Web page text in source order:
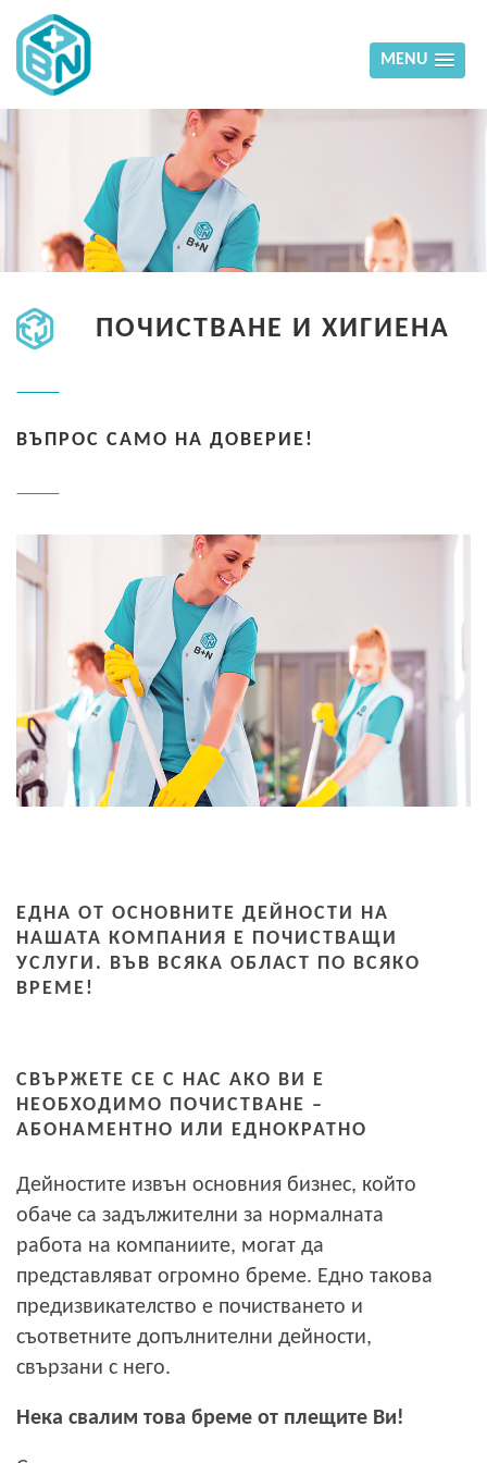
MENU
ПОЧИСТВАНЕ И ХИГИЕНА
ВЪПРОС САМО НА ДОВЕРИЕ!
ЕДНА ОТ ОСНОВНИТЕ ДЕЙНОСТИ НА
НАШАТА КОМПАНИЯ Е ПОЧИСТВАЩИ
УСЛУГИ. ВЪВ ВСЯКА ОБЛАСТ ПО ВСЯКО
ВРЕМЕ!
СВЪРЖЕТЕ СЕ С НАС АКО ВИ Е
НЕОБХОДИМО ПОЧИСТВАНЕ –
АБОНАМЕНТНО ИЛИ ЕДНОКРАТНО
Дейностите извън основния бизнес, който
обаче са задължителни за нормалната
работа на компаниите, могат да
представляват огромно бреме. Едно такова
предизвикателство е почистването и
съответните допълнителни дейности,
свързани с него.
Нека свалим това бреме от плещите Ви!